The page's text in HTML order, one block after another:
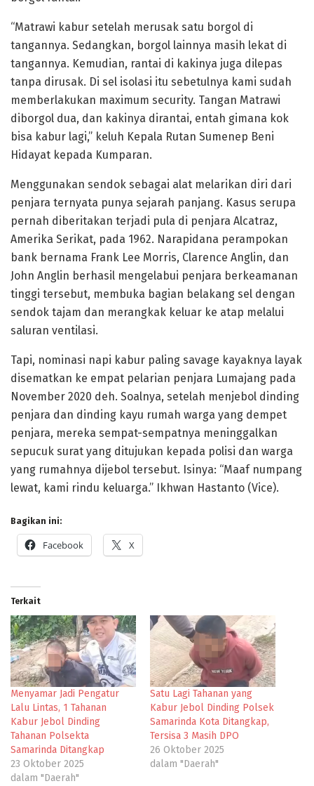
“Matrawi kabur setelah merusak satu borgol di
tangannya. Sedangkan, borgol lainnya masih lekat di
tangannya. Kemudian, rantai di kakinya juga dilepas
tanpa dirusak. Di sel isolasi itu sebetulnya kami sudah
memberlakukan maximum security. Tangan Matrawi
diborgol dua, dan kakinya dirantai, entah gimana kok
bisa kabur lagi,” keluh Kepala Rutan Sumenep Beni
Hidayat kepada Kumparan.
Menggunakan sendok sebagai alat melarikan diri dari
penjara ternyata punya sejarah panjang. Kasus serupa
pernah diberitakan terjadi pula di penjara Alcatraz,
Amerika Serikat, pada 1962. Narapidana perampokan
bank bernama Frank Lee Morris, Clarence Anglin, dan
John Anglin berhasil mengelabui penjara berkeamanan
tinggi tersebut, membuka bagian belakang sel dengan
sendok tajam dan merangkak keluar ke atap melalui
saluran ventilasi.
Tapi, nominasi napi kabur paling savage kayaknya layak
disematkan ke empat pelarian penjara Lumajang pada
November 2020 deh. Soalnya, setelah menjebol dinding
penjara dan dinding kayu rumah warga yang dempet
penjara, mereka sempat-sempatnya meninggalkan
sepucuk surat yang ditujukan kepada polisi dan warga
yang rumahnya dijebol tersebut. Isinya: “Maaf numpang
lewat, kami rindu keluarga.” Ikhwan Hastanto (Vice).
Bagikan ini:
Facebook X
Terkait
Menyamar Jadi Pengatur
Lalu Lintas, 1 Tahanan
Kabur Jebol Dinding
Tahanan Polsekta
Samarinda Ditangkap
23 Oktober 2025
dalam "Daerah"
Satu Lagi Tahanan yang
Kabur Jebol Dinding Polsek
Samarinda Kota Ditangkap,
Tersisa 3 Masih DPO
26 Oktober 2025
dalam "Daerah"